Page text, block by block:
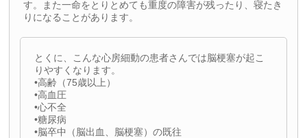
す。また一命をとりとめても重度の障害が残ったり、寝たき
りになることがあります。
とくに、こんな心房細動の患者さんでは脳梗塞が起こ
りやすくなります。
•高齢（75歳以上）
•高血圧
•心不全
•糖尿病
•脳卒中（脳出血、脳梗塞）の既往